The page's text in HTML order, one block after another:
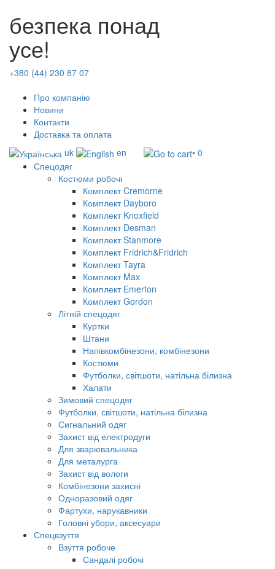
безпека понад
усе!
+380 (44) 230 87 07
Про компанію
Новини
Контакти
Доставка та оплата
uk
en
• 0
Спецодяг
Костюми робочі
Комплект Cremorne
Комплект Dayboro
Комплект Knoxfield
Комплект Desman
Комплект Stanmore
Комплект Fridrich&Fridrich
Комплект Tayra
Комплект Max
Комплект Emerton
Комплект Gordon
Літній спецодяг
Куртки
Штани
Напівкомбінезони, комбінезони
Костюми
Футболки, світшоти, натільна білизна
Халати
Зимовий спецодяг
Футболки, світшоти, натільна білизна
Сигнальний одяг
Захист від електродуги
Для зварювальника
Для металурга
Захист від вологи
Комбінезони захисні
Одноразовий одяг
Фартухи, нарукавники
Головні убори, аксесуари
Спецвзуття
Взуття робоче
Сандалі робочі